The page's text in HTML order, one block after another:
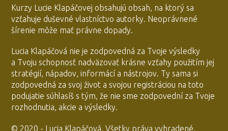
Kurzy Lucie Klapáčovej obsahujú obsah, na ktorý sa
vzťahuje duševné vlastníctvo autorky. Neoprávnené
šírenie môže mať právne dopady.
Lucia Klapáčová nie je zodpovedná za Tvoje výsledky
a Tvoju schopnosť nadväzovať krásne vzťahy použitím jej
stratégií, nápadov, informácí a nástrojov. Ty sama si
zodpovedná za svoj život a svojou registráciou na toto
podujatie súhlasíš s tým, že nie sme zodpovední za Tvoje
rozhodnutia, akcie a výsledky.
© 2020 - Lucia Klapáčová. Všetky práva vyhradené.